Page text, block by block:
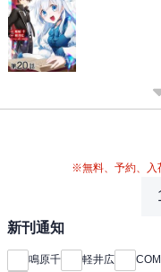
※無料、予約、入
新刊通知
鳴原千 軽井広